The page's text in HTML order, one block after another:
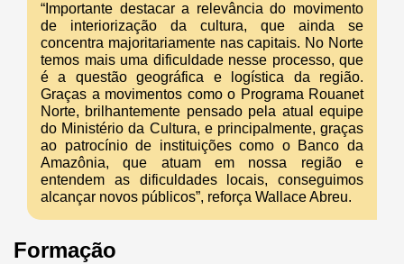
“Importante destacar a relevância do movimento
de interiorização da cultura, que ainda se
concentra majoritariamente nas capitais. No Norte
temos mais uma dificuldade nesse processo, que
é a questão geográfica e logística da região.
Graças a movimentos como o Programa Rouanet
Norte, brilhantemente pensado pela atual equipe
do Ministério da Cultura, e principalmente, graças
ao patrocínio de instituições como o Banco da
Amazônia, que atuam em nossa região e
entendem as dificuldades locais, conseguimos
alcançar novos públicos”, reforça Wallace Abreu.
Formação